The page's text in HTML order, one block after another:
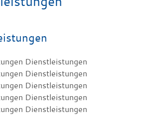
Dienstleistungen
Dienstleistungen
Dienstleistungen
Dienstleistungen
Dienstleistungen